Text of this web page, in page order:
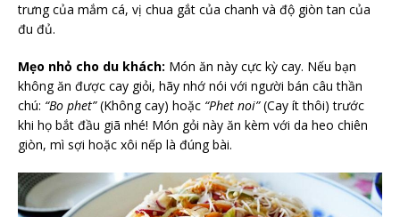
trưng của mắm cá, vị chua gắt của chanh và độ giòn tan của
đu đủ.
Mẹo nhỏ cho du khách: Món ăn này cực kỳ cay. Nếu bạn
không ăn được cay giỏi, hãy nhớ nói với người bán câu thần
chú: “Bo phet”(Không cay) hoặc “Phet noi”(Cay ít thôi) trước
khi họ bắt đầu giã nhé! Món gỏi này ăn kèm với da heo chiên
giòn, mì sợi hoặc xôi nếp là đúng bài.